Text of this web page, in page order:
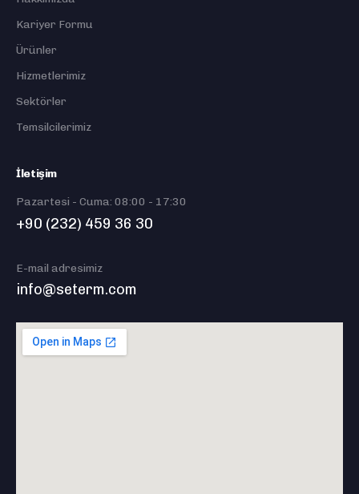
Kariyer Formu
Ürünler
Hizmetlerimiz
Sektörler
Temsilcilerimiz
İletişim
Pazartesi - Cuma: 08:00 - 17:30
+90 (232) 459 36 30
E-mail adresimiz
info@seterm.com